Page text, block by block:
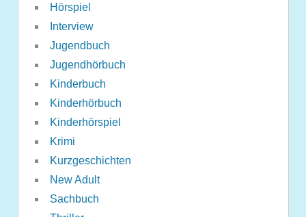
Hörspiel
Interview
Jugendbuch
Jugendhörbuch
Kinderbuch
Kinderhörbuch
Kinderhörspiel
Krimi
Kurzgeschichten
New Adult
Sachbuch